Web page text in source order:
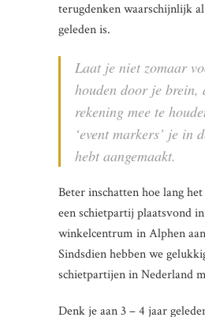
terugdenken waarschijnlijk
geleden is.
Laat je niet zomaar
houden door je brein,
rekening mee te
‘event markers’ je in
hebt aangemaakt.
Beter inschatten hoe lang
een schietpartij plaatsvond
winkelcentrum in Alphen
Sindsdien hebben we
schietpartijen in Nederland
Denk je aan 3 – 4 jaar